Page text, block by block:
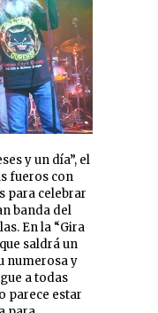
y un día”, el
fueros con
para celebrar
banda del
En la “Gira
saldrá un
numerosa y
a todas
parece estar